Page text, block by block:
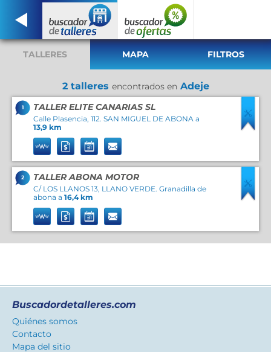
TALLERES MAPA FILTROS
2 talleres encontrados en Adeje
1 TALLER ELITE CANARIAS SL
Calle Plasencia, 112. SAN MIGUEL DE ABONA a
13,9 km
2 TALLER ABONA MOTOR
C/ LOS LLANOS 13, LLANO VERDE. Granadilla de
abona a 16,4 km
Buscadordetalleres.com
Quiénes somos
Contacto
Mapa del sitio